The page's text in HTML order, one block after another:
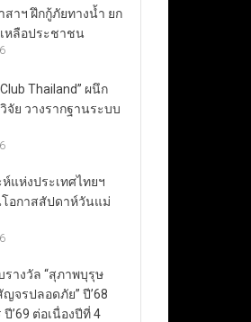
สาฯ ฝึกกู้ภัยทางน้ำ ยก
หลือประชาชน
Thailand” ผนึก
จัย วางรากฐานระบบ
แห่งประเทศไทยฯ
โอกาสสัปดาห์วันแม่
างวัล “สุภาพบุรุษ
จรปลอดภัย” ปี’68
’69 ต่อเนื่องปีที่ 4